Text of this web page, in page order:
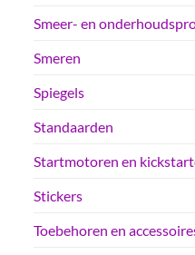
Smeer- en
Smeren
Spiegels
Standaarden
Startmotoren en
Stickers
Toebehoren en